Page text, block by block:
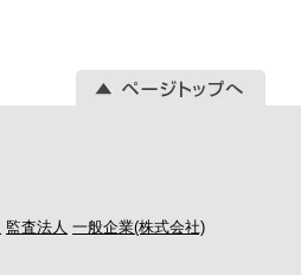
監査法人 一般企業(株式会社)